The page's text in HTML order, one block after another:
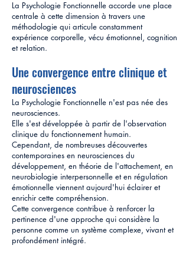
La Psychologie Fonctionnelle accorde une place
centrale à cette dimension à travers une
méthodologie qui articule constamment
expérience corporelle, vécu émotionnel, cognition
et relation.
Une convergence entre clinique et
neurosciences
La Psychologie Fonctionnelle n'est pas née des
neurosciences.
Elle s'est développée à partir de l'observation
clinique du fonctionnement humain.
Cependant, de nombreuses découvertes
contemporaines en neurosciences du
développement, en théorie de l'attachement, en
neurobiologie interpersonnelle et en régulation
émotionnelle viennent aujourd'hui éclairer et
enrichir cette compréhension.
Cette convergence contribue à renforcer la
pertinence d'une approche qui considère la
personne comme un système complexe, vivant et
profondément intégré.